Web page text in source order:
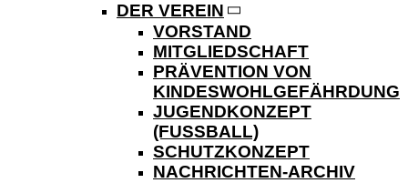
DER VEREIN
VORSTAND
MITGLIEDSCHAFT
PRÄVENTION VON
KINDESWOHLGEFÄHRDUNG
JUGENDKONZEPT
(FUSSBALL)
SCHUTZKONZEPT
NACHRICHTEN-ARCHIV